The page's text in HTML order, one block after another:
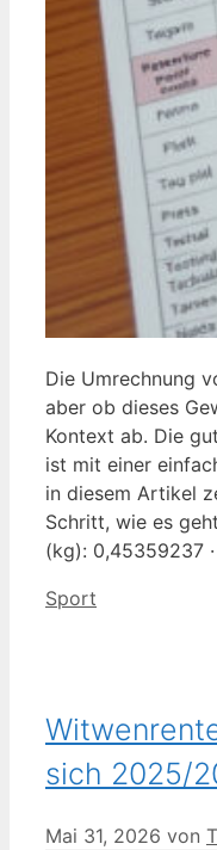
Die Umrechnung
aber ob dieses
Kontext ab. Die
ist mit einer
in diesem Artikel
Schritt, wie es
(kg): 0,45359237
Kategorien
Sport
sich 2025/
Mai 31, 2026 von